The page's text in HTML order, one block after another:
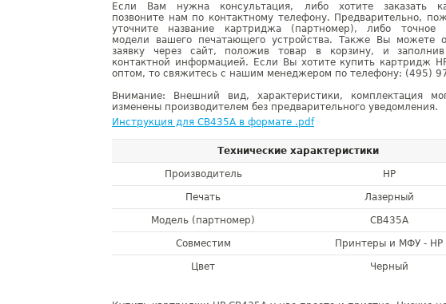
Если Вам нужна консультация, либо хотите заказать
позвоните нам по контактному телефону. Предварительно,
уточните название картриджа (партномер), либо точное
модели вашего печатающего устройства. Также Вы можете
заявку через сайт, положив товар в корзину, и
контактной информацией. Если Вы хотите купить картридж
оптом, то свяжитесь с нашим менеджером по телефону: (495)
Внимание: Внешний вид, характеристики, комплектация
изменены производителем без предварительного уведомления.
Инструкция для CB435A в формате .pdf
Технические характеристики
Производитель HP
Печать Лазерный
Модель (партномер) CB435A
Совместим Принтеры и МФУ - HP
Цвет Черный